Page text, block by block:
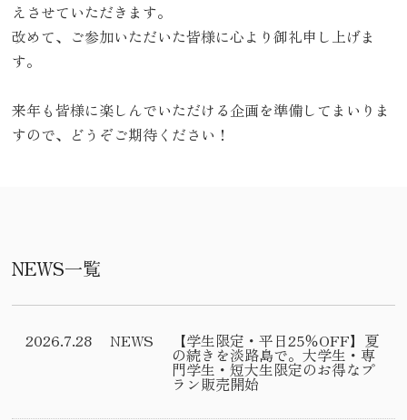
えさせていただきます。
改めて、ご参加いただいた皆様に心より御礼申し上げま
す。
来年も皆様に楽しんでいただける企画を準備してまいりま
すので、どうぞご期待ください！
NEWS一覧
2026.7.28 NEWS 【学生限定・平日25％OFF】夏
の続きを淡路島で。大学生・専
門学生・短大生限定のお得なプ
ラン販売開始